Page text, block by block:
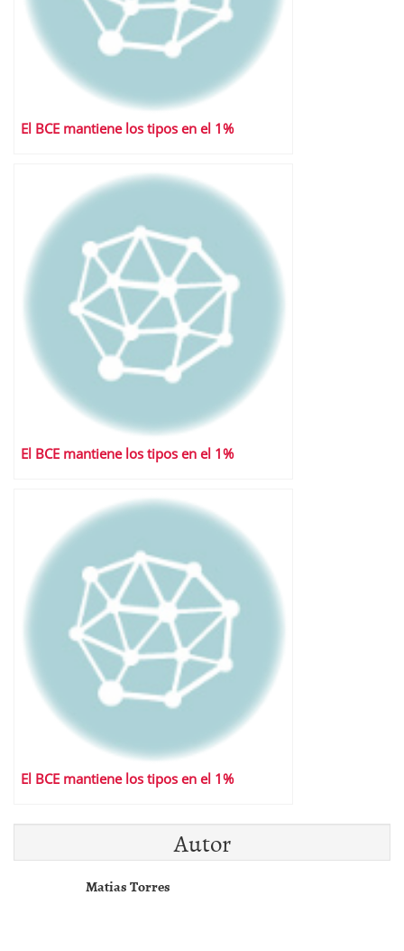
El BCE mantiene los tipos en el 1%
El BCE mantiene los tipos en el 1%
El BCE mantiene los tipos en el 1%
Autor
Matias Torres